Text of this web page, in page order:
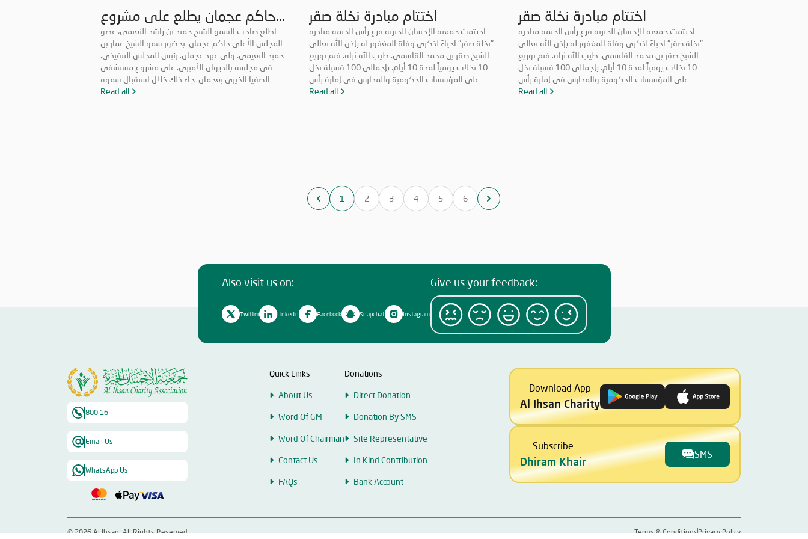
حاكم عجمان يطلع على مشروع
مستشفى الصفيا الخيري
اطلع صاحب السمو الشيخ حميد بن راشد النعيمي، عضو
المجلس الأعلى حاكم عجمان، بحضور سمو الشيخ عمار بن
حميد النعيمي، ولي عهد عجمان، رئيس المجلس التنفيذي،
في مجلسه بالديوان الأميري، على مشروع مستشفى
الصفيا الخيري بعجمان. جاء ذلك خلال استقبال سموه
سعادة الشيخ محمد بن علي النعيمي، رئيس مجلس إدارة
Read all
اختتام مبادرة نخلة صقر
اختتمت جمعية الإحسان الخيرية فرع رأس الخيمة مبادرة
"نخلة صقر" احياءً لذكرى وفاة المغفور له بإذن الله تعالى
الشيخ صقر بن محمد القاسمي، طيب الله ثراه، فتم توزيع
10 نخلات يومياً لمدة 10 أيام، بإجمالي 100 فسيلة نخل
على المؤسسات الحكومية والمدارس في إمارة رأس
الخيمة برعاية الدائرة الاقتصادية في دبي، ودائرة الجمارك
Read all
اختتام مبادرة نخلة صقر
اختتمت جمعية الإحسان الخيرية فرع رأس الخيمة مبادرة
"نخلة صقر" احياءً لذكرى وفاة المغفور له بإذن الله تعالى
الشيخ صقر بن محمد القاسمي، طيب الله ثراه، فتم توزيع
10 نخلات يومياً لمدة 10 أيام، بإجمالي 100 فسيلة نخل
على المؤسسات الحكومية والمدارس في إمارة رأس
الخيمة برعاية الدائرة الاقتصادية في دبي، ودائرة الجمارك
Read all
1 2 3 4 5 6
Also visit us on:
Twitter Linkedin Facebook Snapchat Instagram
Give us your feedback:
800 16
Email Us
WhatsApp Us
Quick Links
About Us
Word Of GM
Word Of Chairman
Contact Us
FAQs
Donations
Direct Donation
Donation By SMS
Site Representative
In Kind Contribution
Bank Account
Download App
Al Ihsan Charity
Subscribe
Dhiram Khair
SMS
©2026Al Ihsan. All Rights Reserved. Terms & ConditionsPrivacy Policy